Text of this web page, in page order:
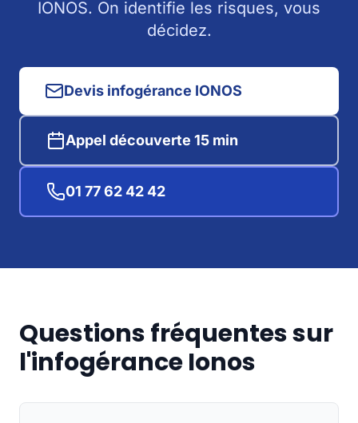
IONOS. On identifie les risques, vous
décidez.
Devis infogérance IONOS
Appel découverte 15 min
01 77 62 42 42
Questions fréquentes sur
l'infogérance Ionos